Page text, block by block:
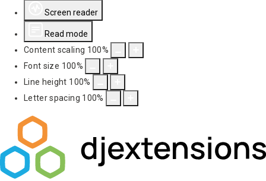
Screen reader
Read mode
Content scaling 100%
Font size 100%
Line height 100%
Letter spacing 100%